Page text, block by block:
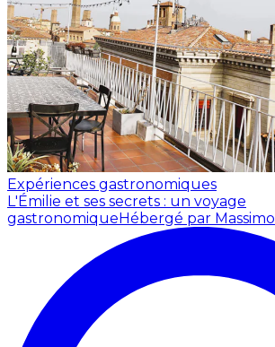
Expériences gastronomiques
L'Émilie et ses secrets : un voyage
gastronomiqueHébergé par Massimo